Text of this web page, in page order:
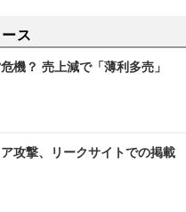
ス
機？ 売上減で「薄利多売」
攻撃、リークサイトでの掲載